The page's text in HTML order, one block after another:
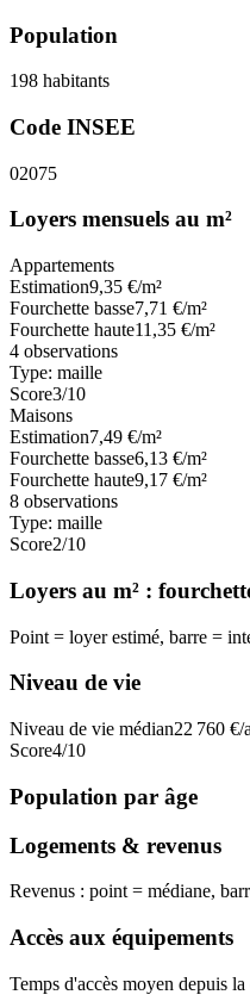
Population
198 habitants
Code INSEE
02075
Loyers mensuels au m²
Appartements
Estimation9,35 €/m²
Fourchette basse7,71 €/m²
Fourchette haute11,35 €/m²
4 observations
Type: maille
Score3/10
Maisons
Estimation7,49 €/m²
Fourchette basse6,13 €/m²
Fourchette haute9,17 €/m²
8 observations
Type: maille
Score2/10
Loyers au m² :
Point = loyer estimé, barre =
Niveau de vie
Niveau de vie médian22 760 €/
Score4/10
Population par âge
Logements & revenus
Revenus : point = médiane,
Accès aux équipements
Temps d'accès moyen depuis